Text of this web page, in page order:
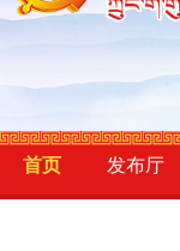
首页 发布厅